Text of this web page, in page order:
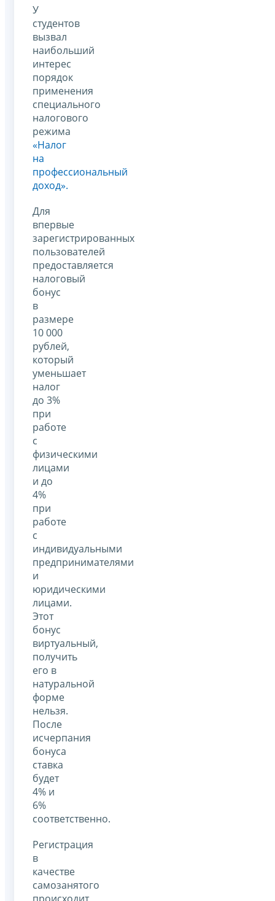
У
студентов
вызвал
наибольший
интерес
порядок
применения
специального
налогового
режима
«Налог
на
профессиональный
доход».
Для
впервые
зарегистрированных
пользователей
предоставляется
налоговый
бонус
в
размере
10 000
рублей,
который
уменьшает
налог
до 3%
при
работе
с
физическими
лицами
и до
4%
при
работе
с
индивидуальными
предпринимателями
и
юридическими
лицами.
Этот
бонус
виртуальный,
получить
его в
натуральной
форме
нельзя.
После
исчерпания
бонуса
ставка
будет
4% и
6%
соответственно.
Регистрация
в
качестве
самозанятого